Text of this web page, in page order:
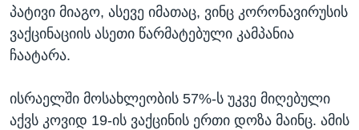
ᲓᲔᲖᲘᲜᲤᲝᲠᲛᲐᲪᲘᲐ
პატივი მიაგო, ასევე იმათაც, ვინც კორონავირუსის
ვაქცინაციის ასეთი წარმატებული კამპანია
ჩაატარა.
ისრაელში მოსახლეობის 57%-ს უკვე მიღებული
აქვს კოვიდ 19-ის ვაქცინის ერთი დოზა მაინც. ამის